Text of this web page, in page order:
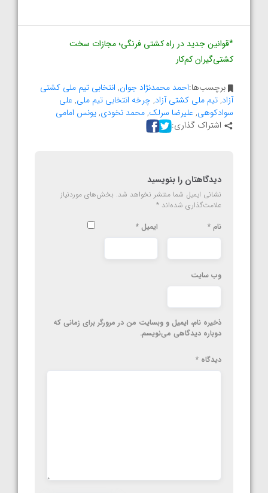
*قوانین جدید در راه کشتی فرنگی؛ مجازات سخت
کشتی‌گیران کم‌کار
برچسب‌ها:احمد محمدنژاد جوان, انتخابی تیم ملی کشتی
آزاد,تیم ملی کشتی آزاد, چرخه انتخابی تیم ملی, علی
سوادکوهی, علیرضا سرلک,محمد نخودی,یونس امامی
اشتراک گذاری:
دیدگاهتان را بنویسید
نشانی ایمیل شما منتشر نخواهد شد. بخش‌های موردنیاز
علامت‌گذاری شده‌اند *
نام * ایمیل *
وب‌ سایت
ذخیره نام، ایمیل و وبسایت من در مرورگر برای زمانی که
دوباره دیدگاهی می‌نویسم.
دیدگاه *